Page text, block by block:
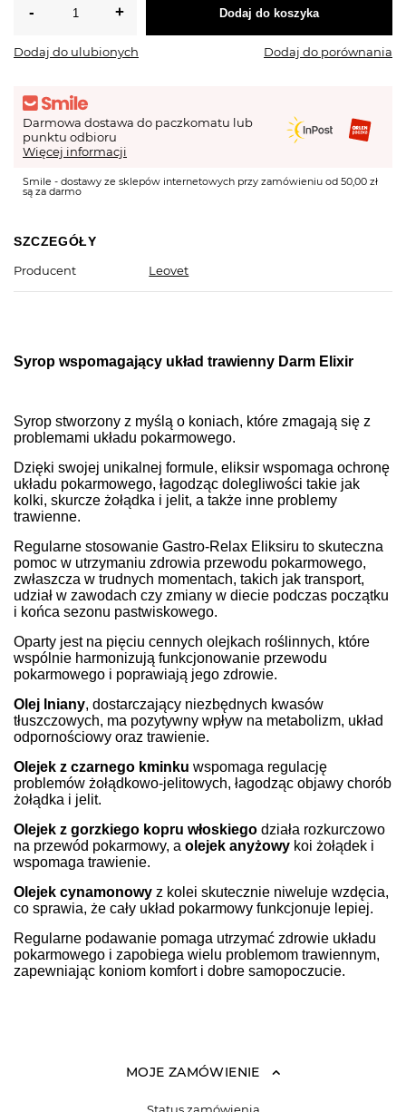
Dodaj do koszyka
Dodaj do ulubionych Dodaj do porównania
Darmowa dostawa do paczkomatu lub
punktu odbioru
Więcej informacji
Smile - dostawy ze sklepów internetowych przy zamówieniu od 50,00 zł
są za darmo
SZCZEGÓŁY
Producent
Leovet
Syrop wspomagający układ trawienny Darm Elixir
Syrop stworzony z myślą o koniach, które zmagają się z
problemami układu pokarmowego.
Dzięki swojej unikalnej formule, eliksir wspomaga ochronę
układu pokarmowego, łagodząc dolegliwości takie jak
kolki, skurcze żołądka i jelit, a także inne problemy
trawienne.
Regularne stosowanie Gastro-Relax Eliksiru to skuteczna
pomoc w utrzymaniu zdrowia przewodu pokarmowego,
zwłaszcza w trudnych momentach, takich jak transport,
udział w zawodach czy zmiany w diecie podczas początku
i końca sezonu pastwiskowego.
Oparty jest na pięciu cennych olejkach roślinnych, które
wspólnie harmonizują funkcjonowanie przewodu
pokarmowego i poprawiają jego zdrowie.
Olej lniany, dostarczający niezbędnych kwasów
tłuszczowych, ma pozytywny wpływ na metabolizm, układ
odpornościowy oraz trawienie.
Olejek z czarnego kminku wspomaga regulację
problemów żołądkowo-jelitowych, łagodząc objawy chorób
żołądka i jelit.
Olejek z gorzkiego kopru włoskiego działa rozkurczowo
na przewód pokarmowy, a olejek anyżowy koi żołądek i
wspomaga trawienie.
Olejek cynamonowy z kolei skutecznie niweluje wzdęcia,
co sprawia, że cały układ pokarmowy funkcjonuje lepiej.
Regularne podawanie pomaga utrzymać zdrowie układu
pokarmowego i zapobiega wielu problemom trawiennym,
zapewniając koniom komfort i dobre samopoczucie.
MOJE ZAMÓWIENIE